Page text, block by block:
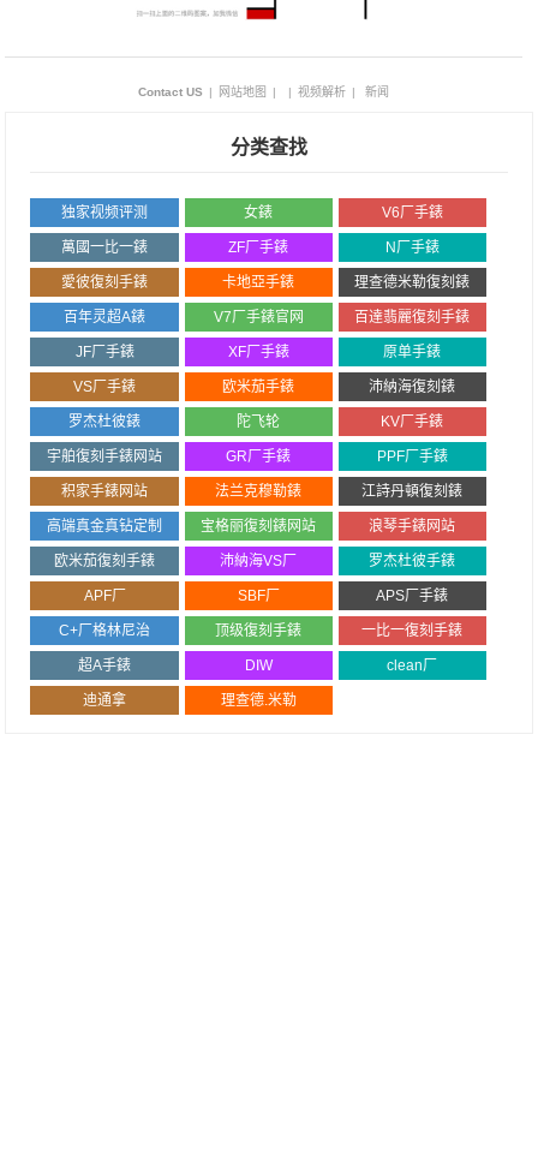
Contact US | 网站地图 | | 视频解析 | 新闻
分类查找
独家视频评测 女錶 V6厂手錶
萬國一比一錶 ZF厂手錶 N厂手錶
愛彼復刻手錶 卡地亞手錶 理查德米勒復刻錶
百年灵超A錶 V7厂手錶官网 百達翡麗復刻手錶
JF厂手錶 XF厂手錶 原单手錶
VS厂手錶 欧米茄手錶 沛納海復刻錶
罗杰杜彼錶 陀飞轮 KV厂手錶
宇舶復刻手錶网站 GR厂手錶 PPF厂手錶
积家手錶网站 法兰克穆勒錶 江詩丹頓復刻錶
高端真金真钻定制 宝格丽復刻錶网站 浪琴手錶网站
欧米茄復刻手錶 沛納海VS厂 罗杰杜彼手錶
APF厂 SBF厂 APS厂手錶
C+厂格林尼治 顶级復刻手錶 一比一復刻手錶
超A手錶 DIW clean厂
迪通拿 理查德.米勒